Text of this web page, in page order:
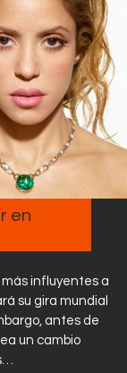
en
influyentes a
su gira mundial
antes de
un cambio